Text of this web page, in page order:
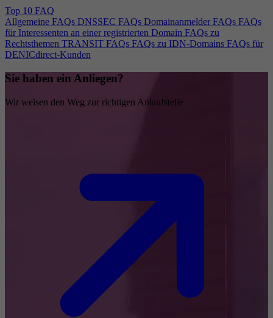
Top 10 FAQ
Allgemeine FAQs DNSSEC FAQs Domainanmelder FAQs FAQs
für Interessenten an einer registrierten Domain FAQs zu
Rechtsthemen TRANSIT FAQs FAQs zu IDN-Domains FAQs für
DENICdirect-Kunden
Sie haben ein Anliegen?
Wir weisen den Weg zur richtigen Anlaufstelle